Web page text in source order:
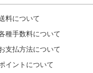
料について
種手数料について
支払方法について
イントについて